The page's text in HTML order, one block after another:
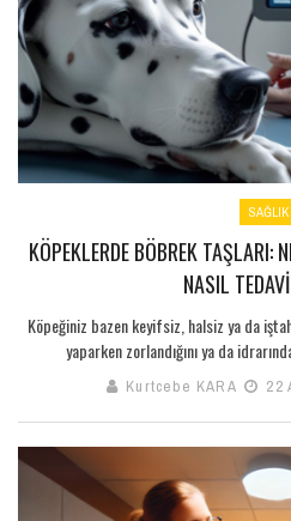
SAĞLIK
KÖPEKLERDE BÖBREK TAŞLARI:
NASIL
Köpeğiniz bazen keyifsiz, halsiz ya da
yaparken zorlandığını ya da
Kurtcebe KARA 22